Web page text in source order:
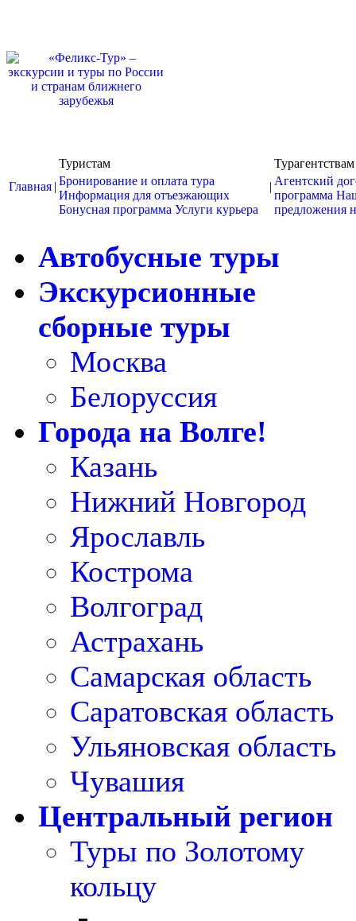
Главная |
Туристам
Бронирование и оплата тура
Информация для отъезжающих
Бонусная программа Услуги курьера
|
Турагентствам
Агентский
программа
предложения
Автобусные туры
Экскурсионные
сборные туры
Москва
Белоруссия
Города на Волге!
Казань
Нижний Новгород
Ярославль
Кострома
Волгоград
Астрахань
Самарская область
Саратовская область
Ульяновская область
Чувашия
Центральный регион
Туры по Золотому
кольцу